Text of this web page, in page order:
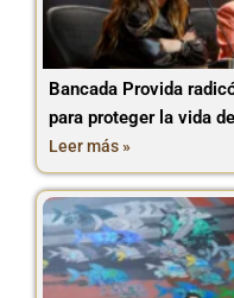
Bancada Provida
para proteger la vida
Leer más »